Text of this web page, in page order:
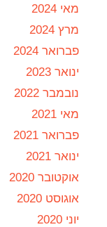
מאי 2024
מרץ 2024
פברואר 2024
ינואר 2023
נובמבר 2022
מאי 2021
פברואר 2021
ינואר 2021
אוקטובר 2020
אוגוסט 2020
יוני 2020